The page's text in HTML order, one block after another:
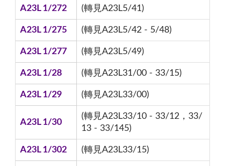
A23L 1/272 (轉見A23L5/41)
A23L 1/275 (轉見A23L5/42 - 5/48)
A23L 1/277 (轉見A23L5/49)
A23L 1/28 (轉見A23L31/00 - 33/15)
A23L 1/29 (轉見A23L33/00)
A23L 1/30
(轉見A23L33/10 - 33/12，33/
13 - 33/145)
A23L 1/302 (轉見A23L33/15)